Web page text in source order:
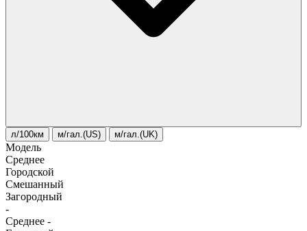
л/100км м/гал.(US) м/гал.(UK)
Модель
Среднее
Городской
Смешанный
Загородный
-
Среднее -